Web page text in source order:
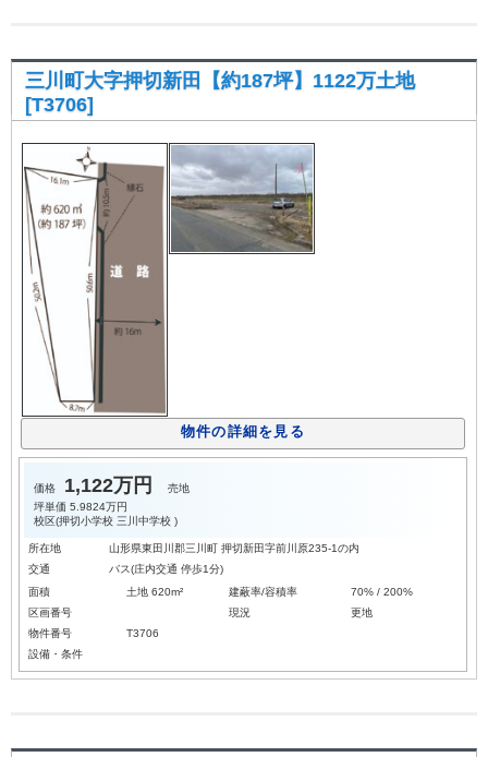
三川町大字押切新田【約187坪】1122万土地
[T3706]
物件の詳細を見る
価格 1,122万円
売地
坪単価 5.9824万円
校区(押切小学校 三川中学校 )
所在地
山形県東田川郡三川町 押切新田字前川原235-1の内
交通
バス(庄内交通 停歩1分)
面積
土地 620m² 建蔽率/容積率
70% / 200%
区画番号
現況
更地
物件番号
T3706
設備・条件